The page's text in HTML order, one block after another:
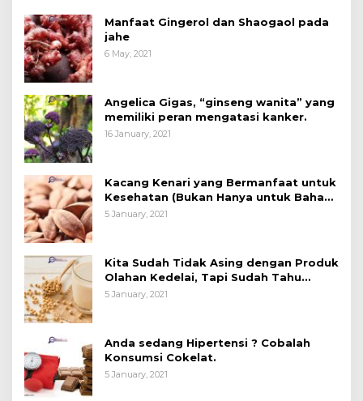
Manfaat Gingerol dan Shaogaol pada
jahe
6 May, 2021
Angelica Gigas, “ginseng wanita” yang
memiliki peran mengatasi kanker.
16 January, 2021
Kacang Kenari yang Bermanfaat untuk
Kesehatan (Bukan Hanya untuk Bahan
Kue)
5 January, 2021
Kita Sudah Tidak Asing dengan Produk
Olahan Kedelai, Tapi Sudah Tahu
Manfaatnya untuk Kesehatan?
5 January, 2021
Anda sedang Hipertensi ? Cobalah
Konsumsi Cokelat.
5 January, 2021